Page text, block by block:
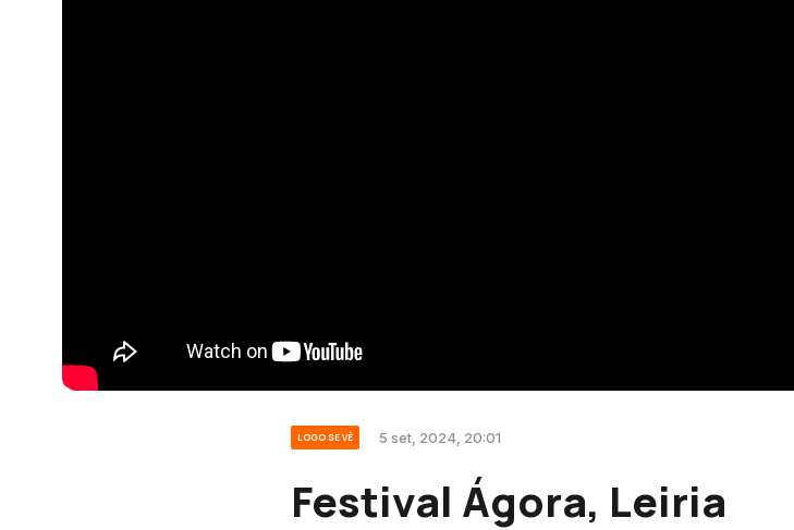
LOGO SE VÊ 5 set, 2024, 20:01
Festival Ágora, Leiria